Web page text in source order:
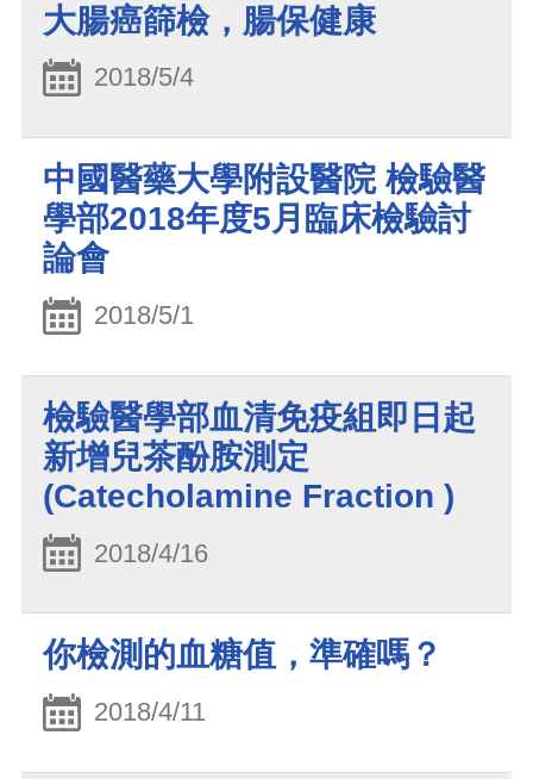
大腸癌篩檢，腸保健康
2018/5/4
中國醫藥大學附設醫院 檢驗醫
學部2018年度5月臨床檢驗討
論會
2018/5/1
檢驗醫學部血清免疫組即日起
新增兒茶酚胺測定
(Catecholamine Fraction )
2018/4/16
你檢測的血糖值，準確嗎？
2018/4/11